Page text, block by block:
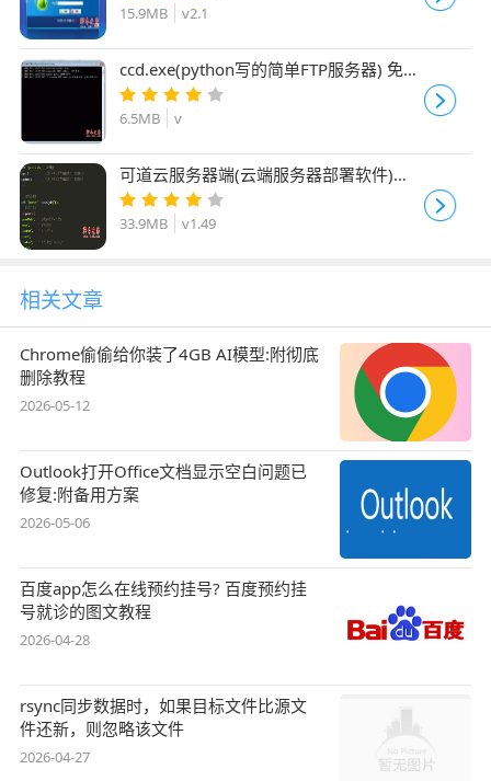
15.9MB v2.1
ccd.exe(python写的简单FTP服务器) 免费
版
6.5MB v
可道云服务器端(云端服务器部署软件)
v1.49 免费安装版
33.9MB v1.49
相关文章
Chrome偷偷给你装了4GB AI模型:附彻底
删除教程
2026-05-12
Outlook打开Office文档显示空白问题已
修复:附备用方案
2026-05-06
百度app怎么在线预约挂号? 百度预约挂
号就诊的图文教程
2026-04-28
rsync同步数据时，如果目标文件比源文
件还新，则忽略该文件
2026-04-27